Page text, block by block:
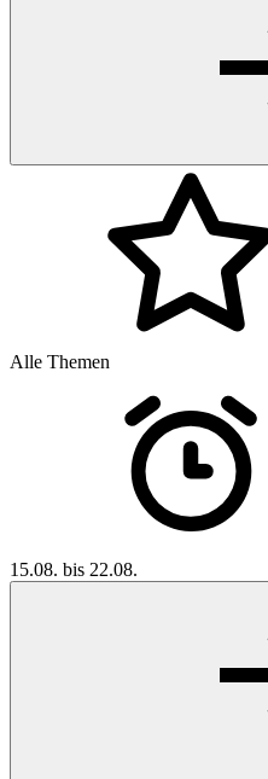
Alle Themen
15.08. bis 22.08.